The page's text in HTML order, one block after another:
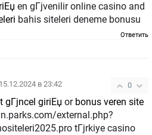
en gГјvenilir online casino and
bahis siteleri deneme bonusu
Ответить
0
в 23:42
gГјncel giriЕџ or bonus veren site
external.php?
tГјrkiye casino